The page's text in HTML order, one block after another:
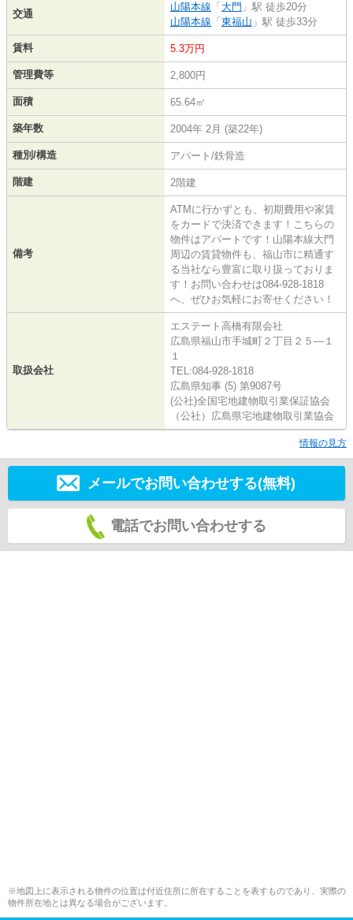
交通
山陽本線 「 大門 」駅 徒歩20分
山陽本線 「 東福山 」駅 徒歩33分
賃料 5.3万円
管理費等 2,800円
面積 65.64㎡
築年数 2004年 2月 (築22年)
種別/構造 アパート/鉄骨造
階建 2階建
備考
ATMに行かずとも、初期費用や家賃
をカードで決済できます！こちらの
物件はアパートです！山陽本線大門
周辺の賃貸物件も、福山市に精通す
る当社なら豊富に取り扱っておりま
す！お問い合わせは084-928-1818
へ、ぜひお気軽にお寄せください！
取扱会社
エステート高橋有限会社
広島県福山市手城町２丁目２５―１
１
TEL:084-928-1818
広島県知事 (5) 第9087号
(公社)全国宅地建物取引業保証協会
（公社）広島県宅地建物取引業協会
情報の見方
メールでお問い合わせする(無料)
電話でお問い合わせする
※地図上に表示される物件の位置は付近住所に所在することを表すものであり、実際の
物件所在地とは異なる場合がございます。